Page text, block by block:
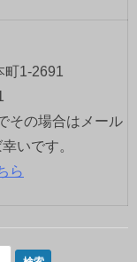
町1-2691
その場合はメール
いです。
ら